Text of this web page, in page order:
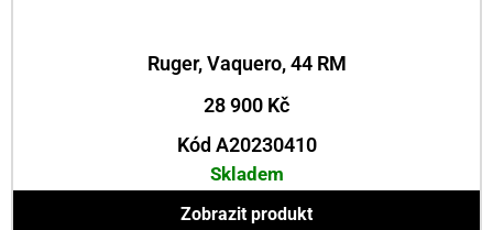
Ruger, Vaquero, 44 RM
28 900 Kč
Kód A20230410
Skladem
Zobrazit produkt